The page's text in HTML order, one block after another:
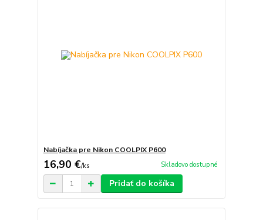
Nabíjačka pre Nikon COOLPIX P600
16,90 €/ks Skladovo dostupné
Pridať do košíka